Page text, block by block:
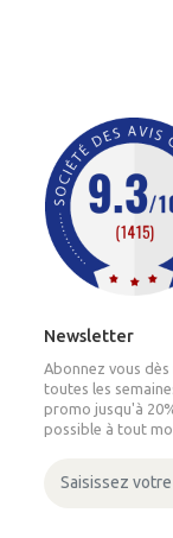
Newsletter
Abonnez vous
toutes les
promo jusqu'à
possible à tout